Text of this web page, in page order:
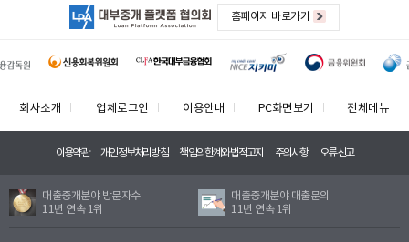
홈페이지 바로가기
회사소개 업체로그인 이용안내 PC화면보기 전체메뉴
이용약관 개인정보처리방침 책임의한계와법적고지 주의사항 오류신고
대출중개분야 방문자수
11년 연속 1위
대출중개분야 대출문의
11년 연속 1위